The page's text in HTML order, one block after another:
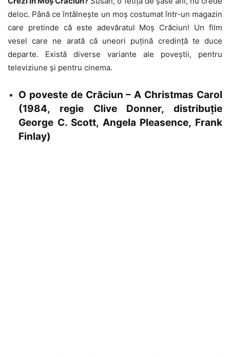
deloc. Până ce întâlnește un moș costumat într-un magazin
care pretinde că este adevăratul Moș Crăciun! Un film
vesel care ne arată că uneori puțină credință te duce
departe. Există diverse variante ale poveștii, pentru
televiziune și pentru cinema.
O poveste de Crăciun – A Christmas Carol
(1984, regie Clive Donner, distribuție
George C. Scott, Angela Pleasence, Frank
Finlay)